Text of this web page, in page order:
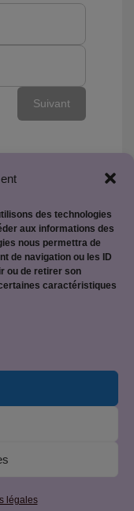
des technologies
aux informations des
nous permettra de
de navigation ou les ID
ou de retirer son
caractéristiques
légales
Suivant
Quiz
commerce • Site
GeneratePress